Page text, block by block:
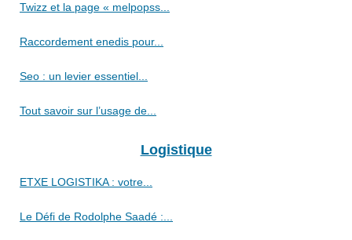
Twizz et la page « melpopss...
Raccordement enedis pour...
Seo : un levier essentiel...
Tout savoir sur l’usage de...
Logistique
ETXE LOGISTIKA : votre...
Le Défi de Rodolphe Saadé :...